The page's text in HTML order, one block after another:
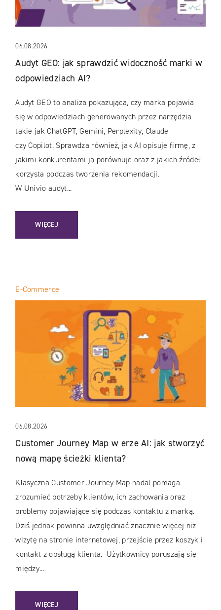
06.08.2026
Audyt GEO: jak sprawdzić widoczność marki w
odpowiedziach AI?
Audyt GEO to analiza pokazująca, czy marka pojawia
się w odpowiedziach generowanych przez narzędzia
takie jak ChatGPT, Gemini, Perplexity, Claude
czy Copilot. Sprawdza również, jak AI opisuje firmę, z
jakimi konkurentami ją porównuje oraz z jakich źródeł
korzysta podczas tworzenia rekomendacji.
W Univio audyt...
WIĘCEJ
: AUDYT GEO: JAK SPRAWDZIĆ WIDOCZNOŚĆ MARKI W
06.08.2026
Customer Journey Map w erze AI: jak stworzyć
nową mapę ścieżki klienta?
E-Commerce
Klasyczna Customer Journey Map nadal pomaga
zrozumieć potrzeby klientów, ich zachowania oraz
problemy pojawiające się podczas kontaktu z marką.
Dziś jednak powinna uwzględniać znacznie więcej niż
wizytę na stronie internetowej, przejście przez koszyk i
kontakt z obsługą klienta. Użytkownicy poruszają się
między...
WIĘCEJ
: CUSTOMER JOURNEY MAP W ERZE AI: JAK STWORZYĆ